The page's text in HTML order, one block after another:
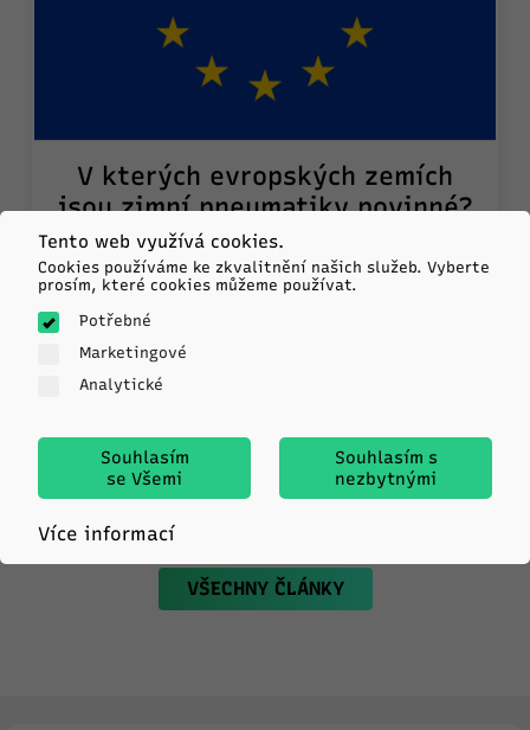
V kterých evropských zemích
jsou zimní pneumatiky povinné?
Při jízdě přes hranice nebo při plánování
jakou výbavu pneumatik byste měli mít.
Zde je přehled...
VŠECHNY ČLÁNKY
Tento web využívá cookies.
Cookies používáme ke zkvalitnění našich služeb. Vyberte
prosím, které cookies můžeme používat.
Potřebné
Marketingové
Analytické
Souhlasím
se Všemi
Souhlasím s
nezbytnými
Více informací